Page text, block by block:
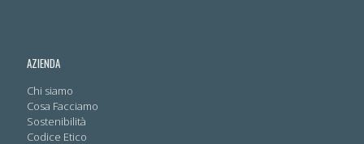
AZIENDA
Chi siamo
Cosa Facciamo
Sostenibilità
Codice Etico